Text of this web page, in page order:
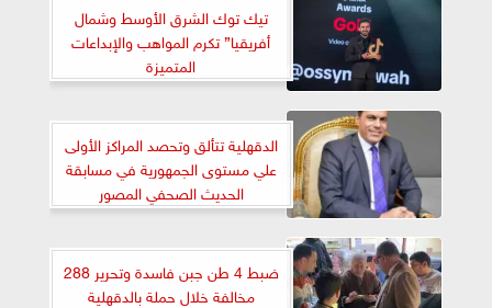
تيك توك الشرق الأوسط وشمال
أفريقيا” تكرم المواهب والإبداعات
المتميزة
الدقهلية تتألق وتحصد المراكز الأولى
علي مستوى الجمهورية في مسابقة
‏الحديث الصحفي المصور
ضبط 4 طن جبن فاسدة وتحرير 288
مخالفة خلال حملة بالدقهلية